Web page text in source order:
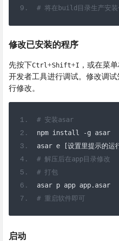
# 将在build目录生产安装
修改已安装的程序
先按下Ctrl+Shift+I ，或在菜
开发者工具进行调试。修改调
行修改。
# 安装asar
npm install
-g asar
asar e
[设置里提示的运
# 解压后在app目录修改
# 打包
asar p app app. asar
# 重启软件即可
启动